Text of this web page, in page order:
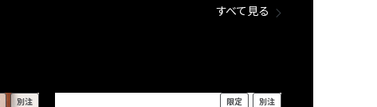
すべて見る
別注 限定 別注